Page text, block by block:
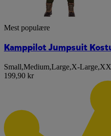
Mest populære
Kamppilot Jumpsuit
Small,Medium,Large,X-Large,
199,90 kr